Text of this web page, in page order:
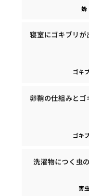
蜂
寝室にゴキブリ
ゴキ
卵鞘の仕組みと
ゴキ
洗濯物につく虫
害虫